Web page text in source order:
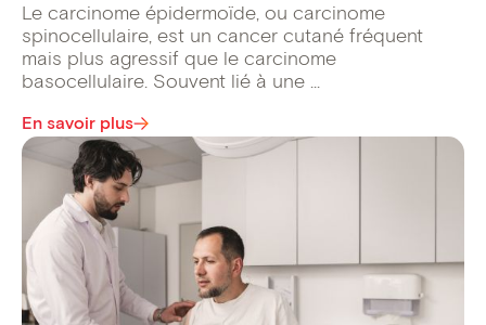
Le carcinome épidermoïde, ou carcinome
spinocellulaire, est un cancer cutané fréquent
mais plus agressif que le carcinome
basocellulaire. Souvent lié à une ...
En savoir plus